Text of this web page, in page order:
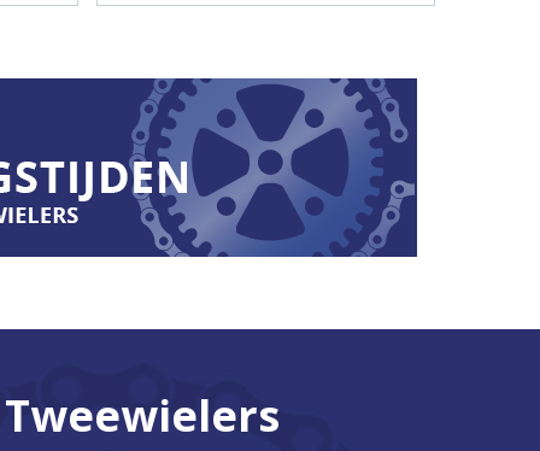
Tweewielers